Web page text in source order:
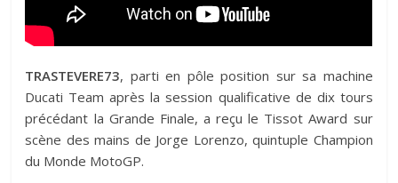
TRASTEVERE73, parti en pôle position sur sa machine
Ducati Team après la session qualificative de dix tours
précédant la Grande Finale, a reçu le Tissot Award sur
scène des mains de Jorge Lorenzo, quintuple Champion
du Monde MotoGP.